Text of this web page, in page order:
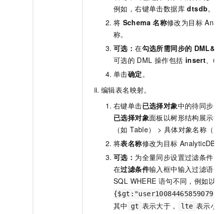
例如，右键单击数据库dtsdb。
将 Schema 名称修改为目标
称。
可选：在勾选所需同步的
可选的 DML 操作包括 insert
单击确定 。
编辑表名映射。
右键单击已选择对象中的待同步
已选择对象面板以树形结构展示
（如 Table） > 具体对象名称（
将表名称修改为目标 AnalyticDB
可选： 为全量同步设置过滤条件
在过滤条件输入框中输入过滤语
SQL WHERE 语句不同，例如以
其中 gt 表示大于， lte 表示小